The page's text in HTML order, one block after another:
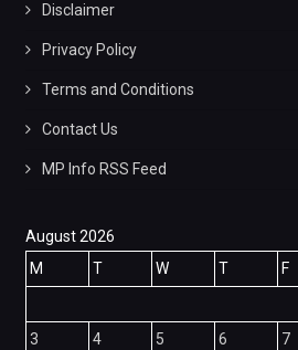
Disclaimer
Privacy Policy
Terms and Conditions
Contact Us
MP Info RSS Feed
August 2026
M
T W T F
3
4 5 6 7